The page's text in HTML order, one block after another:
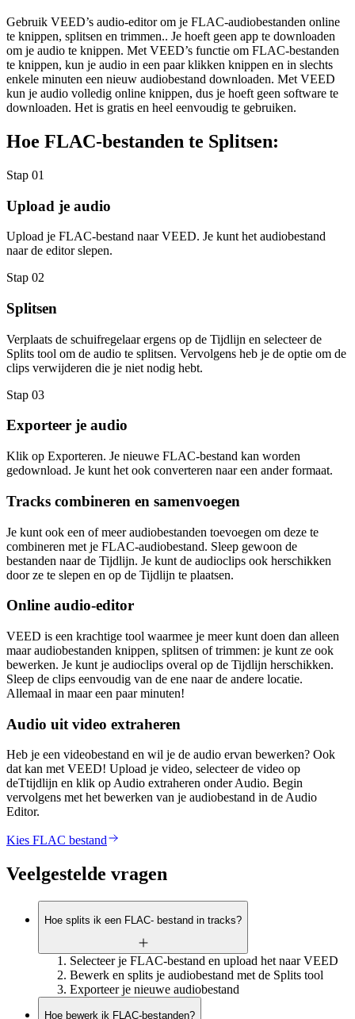
Gebruik VEED’s audio-editor om je FLAC-audiobestanden online
te knippen, splitsen en trimmen.. Je hoeft geen app te downloaden
om je audio te knippen. Met VEED’s functie om FLAC-bestanden
te knippen, kun je audio in een paar klikken knippen en in slechts
enkele minuten een nieuw audiobestand downloaden. Met VEED
kun je audio volledig online knippen, dus je hoeft geen software te
downloaden. Het is gratis en heel eenvoudig te gebruiken.
Hoe FLAC-bestanden te Splitsen:
Stap 01
Upload je audio
Upload je FLAC-bestand naar VEED. Je kunt het audiobestand
naar de editor slepen.
Stap 02
Splitsen
Verplaats de schuifregelaar ergens op de Tijdlijn en selecteer de
Splits tool om de audio te splitsen. Vervolgens heb je de optie om de
clips verwijderen die je niet nodig hebt.
Stap 03
Exporteer je audio
Klik op Exporteren. Je nieuwe FLAC-bestand kan worden
gedownload. Je kunt het ook converteren naar een ander formaat.
Tracks combineren en samenvoegen
Je kunt ook een of meer audiobestanden toevoegen om deze te
combineren met je FLAC-audiobestand. Sleep gewoon de
bestanden naar de Tijdlijn. Je kunt de audioclips ook herschikken
door ze te slepen en op de Tijdlijn te plaatsen.
Online audio-editor
VEED is een krachtige tool waarmee je meer kunt doen dan alleen
maar audiobestanden knippen, splitsen of trimmen: je kunt ze ook
bewerken. Je kunt je audioclips overal op de Tijdlijn herschikken.
Sleep de clips eenvoudig van de ene naar de andere locatie.
Allemaal in maar een paar minuten!
Audio uit video extraheren
Heb je een videobestand en wil je de audio ervan bewerken? Ook
dat kan met VEED! Upload je video, selecteer de video op
deTtijdlijn en klik op Audio extraheren onder Audio. Begin
vervolgens met het bewerken van je audiobestand in de Audio
Editor.
Kies FLAC bestand
Veelgestelde vragen
Hoe splits ik een FLAC- bestand in tracks?
Selecteer je FLAC-bestand en upload het naar VEED
Bewerk en splits je audiobestand met de Splits tool
Exporteer je nieuwe audiobestand
Hoe bewerk ik FLAC-bestanden?